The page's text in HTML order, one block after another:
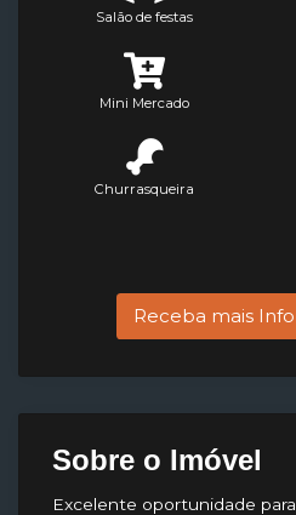
Salão de festas
Mini Mercado
Churrasqueira
Receba mais
Sobre o Imóvel
Excelente oportunidade